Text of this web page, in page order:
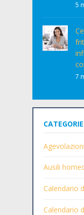
5
7
CATEGORIE
Ausili
Calendario
Calendario